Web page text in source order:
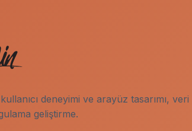
deneyimi ve arayüz tasarımı, veri
geliştirme.